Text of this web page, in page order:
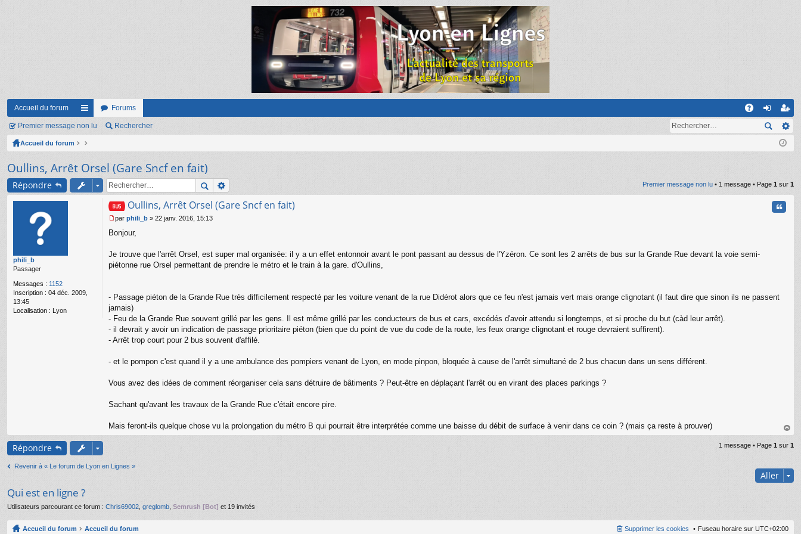
Accueil du forum
ac
co
ci
s
Forums
on ns
cri
Premier message non lu Rechercher
Accueil du forum
Oullins, Arrêt Orsel (Gare Sncf en fait)
Répondre Premier message non lu • 1 message • Page 1 sur 1
phili_b
Passager
Messages : 1152
Inscription : 04 déc. 2009,
13:45
Localisation : Lyon
Oullins, Arrêt Orsel (Gare Sncf en fait)
e
s
a
g
o
n
l
par phili_b » 22 janv. 2016, 15:13
Bonjour,
Je trouve que l'arrêt Orsel, est super mal organisée: il y a un effet entonnoir avant le pont passant au dessus de l'Yzéron. Ce sont les 2 arrêts de bus sur la Grande Rue devant la voie semi-
piétonne rue Orsel permettant de prendre le métro et le train à la gare. d'Oullins,
- Passage piéton de la Grande Rue très difficilement respecté par les voiture venant de la rue Didérot alors que ce feu n'est jamais vert mais orange clignotant (il faut dire que sinon ils ne passent
jamais)
- Feu de la Grande Rue souvent grillé par les gens. Il est même grillé par les conducteurs de bus et cars, excédés d'avoir attendu si longtemps, et si proche du but (càd leur arrêt).
- il devrait y avoir un indication de passage prioritaire piéton (bien que du point de vue du code de la route, les feux orange clignotant et rouge devraient suffirent).
- Arrêt trop court pour 2 bus souvent d'affilé.
- et le pompon c'est quand il y a une ambulance des pompiers venant de Lyon, en mode pinpon, bloquée à cause de l'arrêt simultané de 2 bus chacun dans un sens différent.
Vous avez des idées de comment réorganiser cela sans détruire de bâtiments ? Peut-être en déplaçant l'arrêt ou en virant des places parkings ?
Sachant qu'avant les travaux de la Grande Rue c'était encore pire.
Mais feront-ils quelque chose vu la prolongation du métro B qui pourrait être interprétée comme une baisse du débit de surface à venir dans ce coin ? (mais ça reste à prouver)
au
t
Répondre 1 message • Page 1 sur 1
Revenir à « Le forum de Lyon en Lignes »
Aller
Qui est en ligne ?
Utilisateurs parcourant ce forum : Chris69002 greglomb Semrush [Bot] et 19 invités
Accueil du forum Accueil du forum Fuseau horaire sur UTC+02:00
Supprimer les cookies